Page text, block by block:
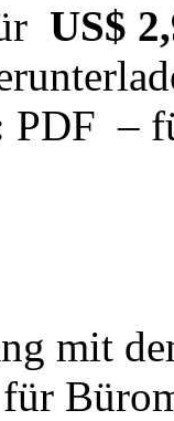
US$
PDF –
mit